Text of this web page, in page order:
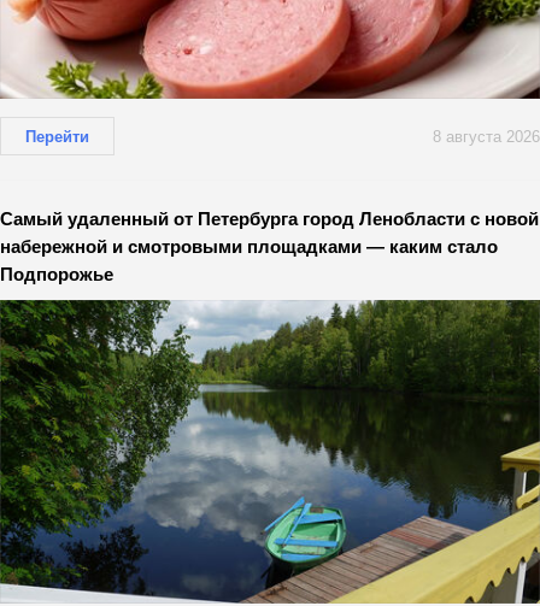
Перейти 8 августа 2026
Самый удаленный от Петербурга город Ленобласти с новой
набережной и смотровыми площадками — каким стало
Подпорожье